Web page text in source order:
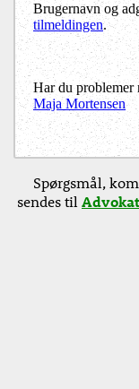
Brugernavn og
tilmeldingen.
Har du problemer
Maja Mortensen
Spørgsmål,
sendes til